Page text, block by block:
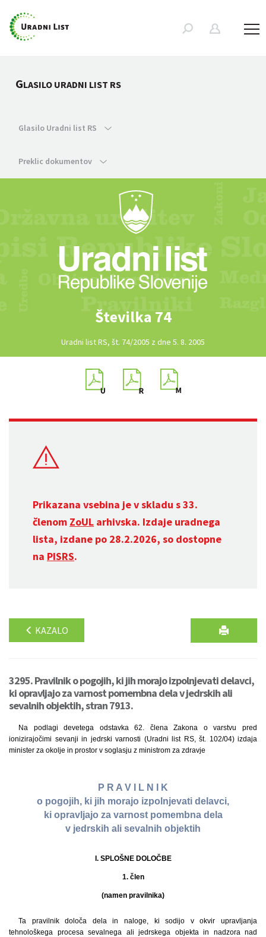
GLASILO URADNI LIST RS
Glasilo Uradni list RS
Preklic dokumentov
Številka 74
Uradni list RS, št. 74/2005 z dne 5. 8. 2005
Prikazana vsebina je v skladu s 33.
členom ZoUL arhivska. Izdaje uradnega
lista, izdane po 28.2.2026, so dostopne
na PISRS.
KAZALO
3295. Pravilnik o pogojih, ki jih morajo izpolnjevati delavci,
ki opravljajo za varnost pomembna dela v jedrskih ali
sevalnih objektih, stran 7913.
Na podlagi devetega odstavka 62. člena Zakona o varstvu pred
ionizirajočimi sevanji in jedrski varnosti (Uradni list RS, št. 102/04) izdaja
minister za okolje in prostor v soglasju z ministrom za zdravje
P R A V I L N I K
o pogojih, ki jih morajo izpolnjevati delavci,
ki opravljajo za varnost pomembna dela
v jedrskih ali sevalnih objektih
I. SPLOŠNE DOLOČBE
1. člen
(namen pravilnika)
Ta pravilnik določa dela in naloge, ki sodijo v okvir upravljanja
tehnološkega procesa sevalnega ali jedrskega objekta in nadzora nad